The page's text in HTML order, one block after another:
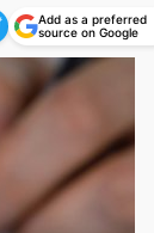
Add as a preferred
source on Google